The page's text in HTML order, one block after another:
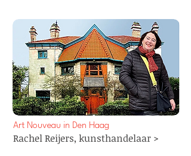
Art Nouveau in Den Haag
Rachel Reijers, kunsthandelaar >